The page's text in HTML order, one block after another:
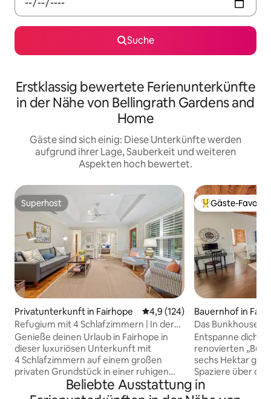
Suche
Erstklassig bewertete Ferienunterkünfte
in der Nähe von Bellingrath Gardens and
Home
Gäste sind sich einig: Diese Unterkünfte werden
aufgrund ihrer Lage, Sauberkeit und weiteren
Aspekten hoch bewertet.
Superhost
Superhost
Privatunterkunft in Fairhope Durchschnittliche Bewertung:
4,9 (124)
Refugium mit 4 Schlafzimmern | In der
Nähe von Grand und der Innenstadt +
Golfcart
Genieße deinen Urlaub in Fairhope in
dieser luxuriösen Unterkunft mit
4 Schlafzimmern auf einem großen
privaten Grundstück in einer ruhigen
Gegend mit zusätzlichen Parkplätzen.
Das Haus verfügt über charmante
Beliebter Gäste-
Gäste-Favorit
Bauernhof in
Das Bunkhouse
Entspanne dich
renovierten
sechs Hektar
Spaziere über
streichele die
dich einfach in
Beliebte Ausstattung in